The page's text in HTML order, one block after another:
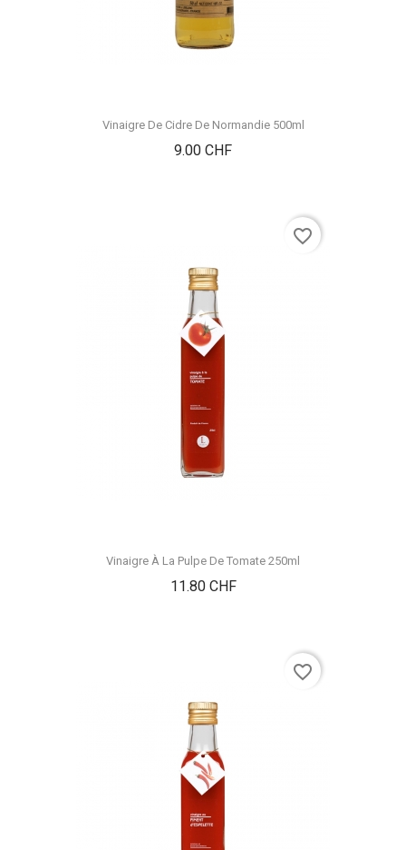
Vinaigre De Cidre De Normandie 500ml
9.00 CHFPrix
Vinaigre À La Pulpe De Tomate 250ml
11.80 CHFPrix
favorite_border
favorite_border